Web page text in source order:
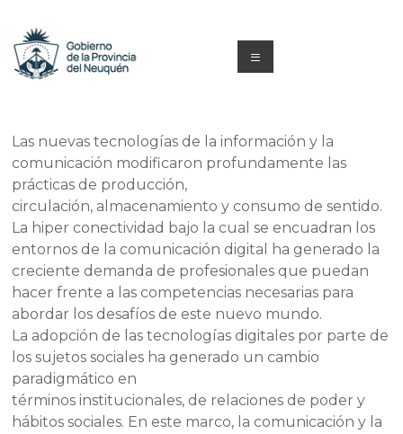
contenido
y
Formación
Neuquén
Menú
Las nuevas tecnologías de la información y la
comunicación modificaron profundamente las
prácticas de producción,
circulación, almacenamiento y consumo de sentido.
La hiper conectividad bajo la cual se encuadran los
entornos de la comunicación digital ha generado la
creciente demanda de profesionales que puedan
hacer frente a las competencias necesarias para
abordar los desafíos de este nuevo mundo.
La adopción de las tecnologías digitales por parte de
los sujetos sociales ha generado un cambio
paradigmático en
términos institucionales, de relaciones de poder y
hábitos sociales. En este marco, la comunicación y la